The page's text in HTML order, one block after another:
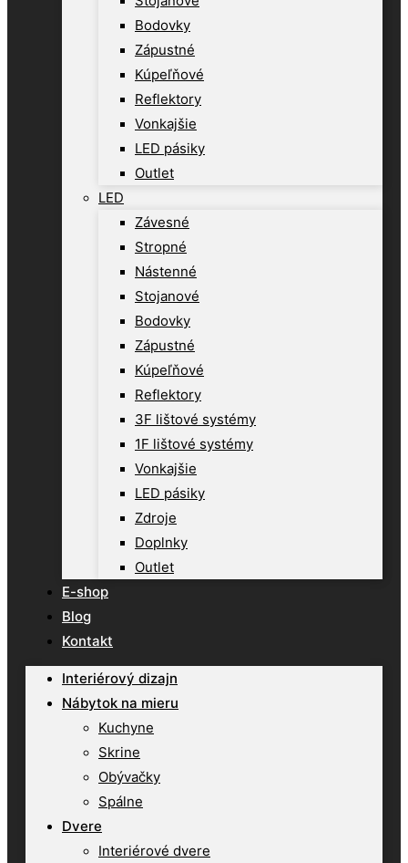
Bodovky
Zápustné
Kúpeľňové
Reflektory
Vonkajšie
LED pásiky
Outlet
LED
Závesné
Stropné
Nástenné
Stojanové
Bodovky
Zápustné
Kúpeľňové
Reflektory
3F lištové systémy
1F lištové systémy
Vonkajšie
LED pásiky
Zdroje
Doplnky
Outlet
E-shop
Blog
Kontakt
Interiérový dizajn
Nábytok na mieru
Kuchyne
Skrine
Obývačky
Spálne
Dvere
Interiérové dvere